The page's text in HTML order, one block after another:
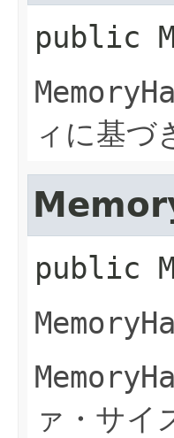
public
ィに基づ
public
ァ・サイ